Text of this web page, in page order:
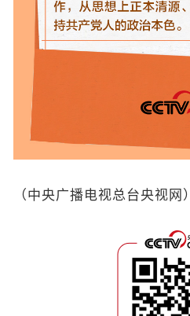
（中央广播电视总台央视网）